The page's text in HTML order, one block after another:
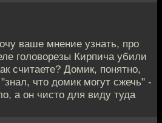
ваше мнение узнать, про
головорезы Кирпича убили
считаете? Домик, понятно,
что домик могут сжечь" -
а он чисто для виду туда